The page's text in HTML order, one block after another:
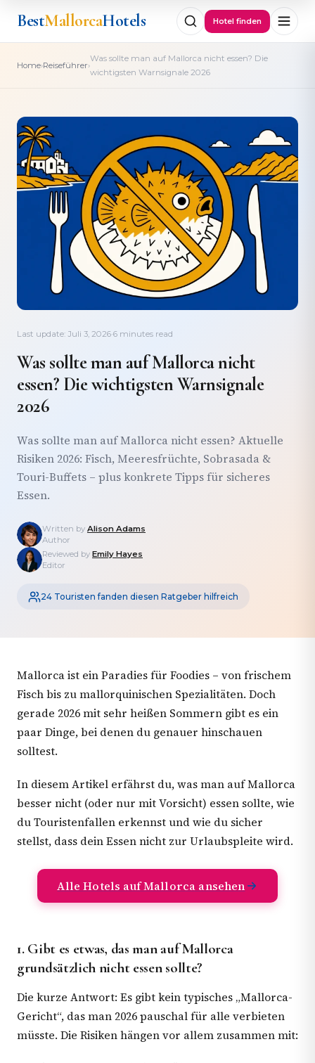
BestMallorcaHotels Hotel finden
Home›Reiseführer›
Was sollte man auf Mallorca nicht essen? Die
wichtigsten Warnsignale 2026
Last update: Juli 3, 2026·6 minutes read
Was sollte man auf Mallorca nicht
essen? Die wichtigsten Warnsignale
2026
Was sollte man auf Mallorca nicht essen? Aktuelle
Risiken 2026: Fisch, Meeresfrüchte, Sobrasada &
Touri-Buffets – plus konkrete Tipps für sicheres
Essen.
Written by Alison Adams
Author
Reviewed by Emily Hayes
Editor
24 Touristen fanden diesen Ratgeber hilfreich
Mallorca ist ein Paradies für Foodies – von frischem
Fisch bis zu mallorquinischen Spezialitäten. Doch
gerade 2026 mit sehr heißen Sommern gibt es ein
paar Dinge, bei denen du genauer hinschauen
solltest.
In diesem Artikel erfährst du, was man auf Mallorca
besser nicht (oder nur mit Vorsicht) essen sollte, wie
du Touristenfallen erkennst und wie du sicher
stellst, dass dein Essen nicht zur Urlaubspleite wird.
Alle Hotels auf Mallorca ansehen
1. Gibt es etwas, das man auf Mallorca
grundsätzlich nicht essen sollte?
Die kurze Antwort: Es gibt kein typisches „Mallorca-
Gericht“, das man 2026 pauschal für alle verbieten
müsste. Die Risiken hängen vor allem zusammen mit: